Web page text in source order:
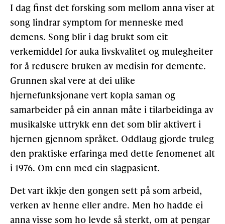
I dag finst det forsking som mellom anna viser at
song lindrar symptom for menneske med
demens. Song blir i dag brukt som eit
verkemiddel for auka livskvalitet og mulegheiter
for å redusere bruken av medisin for demente.
Grunnen skal vere at dei ulike
hjernefunksjonane vert kopla saman og
samarbeider på ein annan måte i tilarbeidinga av
musikalske uttrykk enn det som blir aktivert i
hjernen gjennom språket. Oddlaug gjorde truleg
den praktiske erfaringa med dette fenomenet alt
i 1976. Om enn med ein slagpasient.
Det vart ikkje den gongen sett på som arbeid,
verken av henne eller andre. Men ho hadde ei
anna visse som ho levde så sterkt, om at pengar